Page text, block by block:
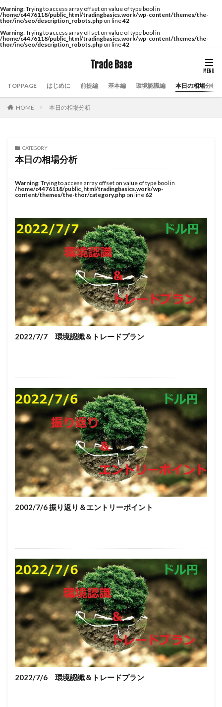
Warning: Trying to access array offset on value of type bool in
/home/c4476118/public_html/tradingbasics.work/wp-content/themes/the-
thor/inc/seo/description_robots.php on line42
Warning: Trying to access array offset on value of type bool in
/home/c4476118/public_html/tradingbasics.work/wp-content/themes/the-
thor/inc/seo/description_robots.php on line42
Trade Base
TOPPAGE はじめに 前提編 基本編 環境認識編 本日の相場分析
HOME 本日の相場分析
CATEGORY
本日の相場分析
Warning: Trying to access array offset on value of type bool in
/home/c4476118/public_html/tradingbasics.work/wp-
content/themes/the-thor/category.php on line 62
2022/7/7 環境認識＆トレードプラン
2002/7/6 振り返り＆エントリーポイント
2022/7/6 環境認識＆トレードプラン